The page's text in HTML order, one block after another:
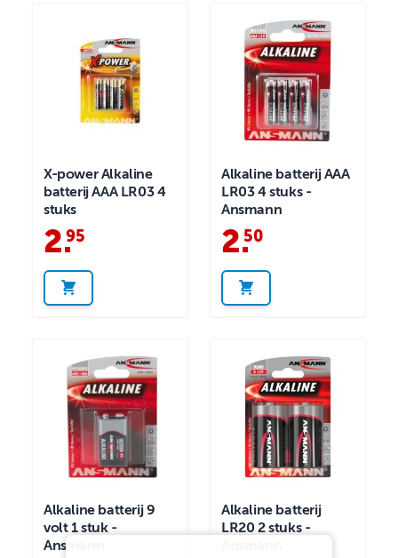
X-power Alkaline
batterij AAA LR03 4
stuks
2.
95
Alkaline batterij AAA
LR03 4 stuks -
Ansmann
2.
50
Alkaline batterij 9
volt 1 stuk -
Ansmann
Alkaline batterij
LR20 2 stuks -